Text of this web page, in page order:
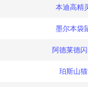
本迪高精
墨尔本袋
阿德莱德
珀斯山